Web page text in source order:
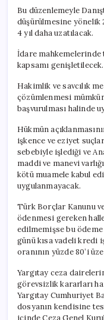
Bu düzenlemeyle
düşürülmesine yönelik
4 yıl daha uzatılacak.
İdare mahkemelerinde
kapsamı genişletilecek.
Hakimlik ve savcılık
çözümlenmesi
başvurulması halinde
Hükmün
işkence ve eziyet
sebebiyle işlediği ve
maddi ve manevi
kötü muamele kabul
uygulanmayacak.
Türk Borçlar Kanunu
ödenmesi gereken
edilmemişse bu ödeme
günü kısa vadeli kredi
oranının yüzde 80’i
Yargıtay ceza
görevsizlik kararları
Yargıtay Cumhuriyet
dosyanın kendisine